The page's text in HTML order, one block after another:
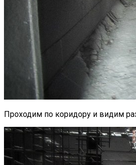
Проходим по коридору и видим